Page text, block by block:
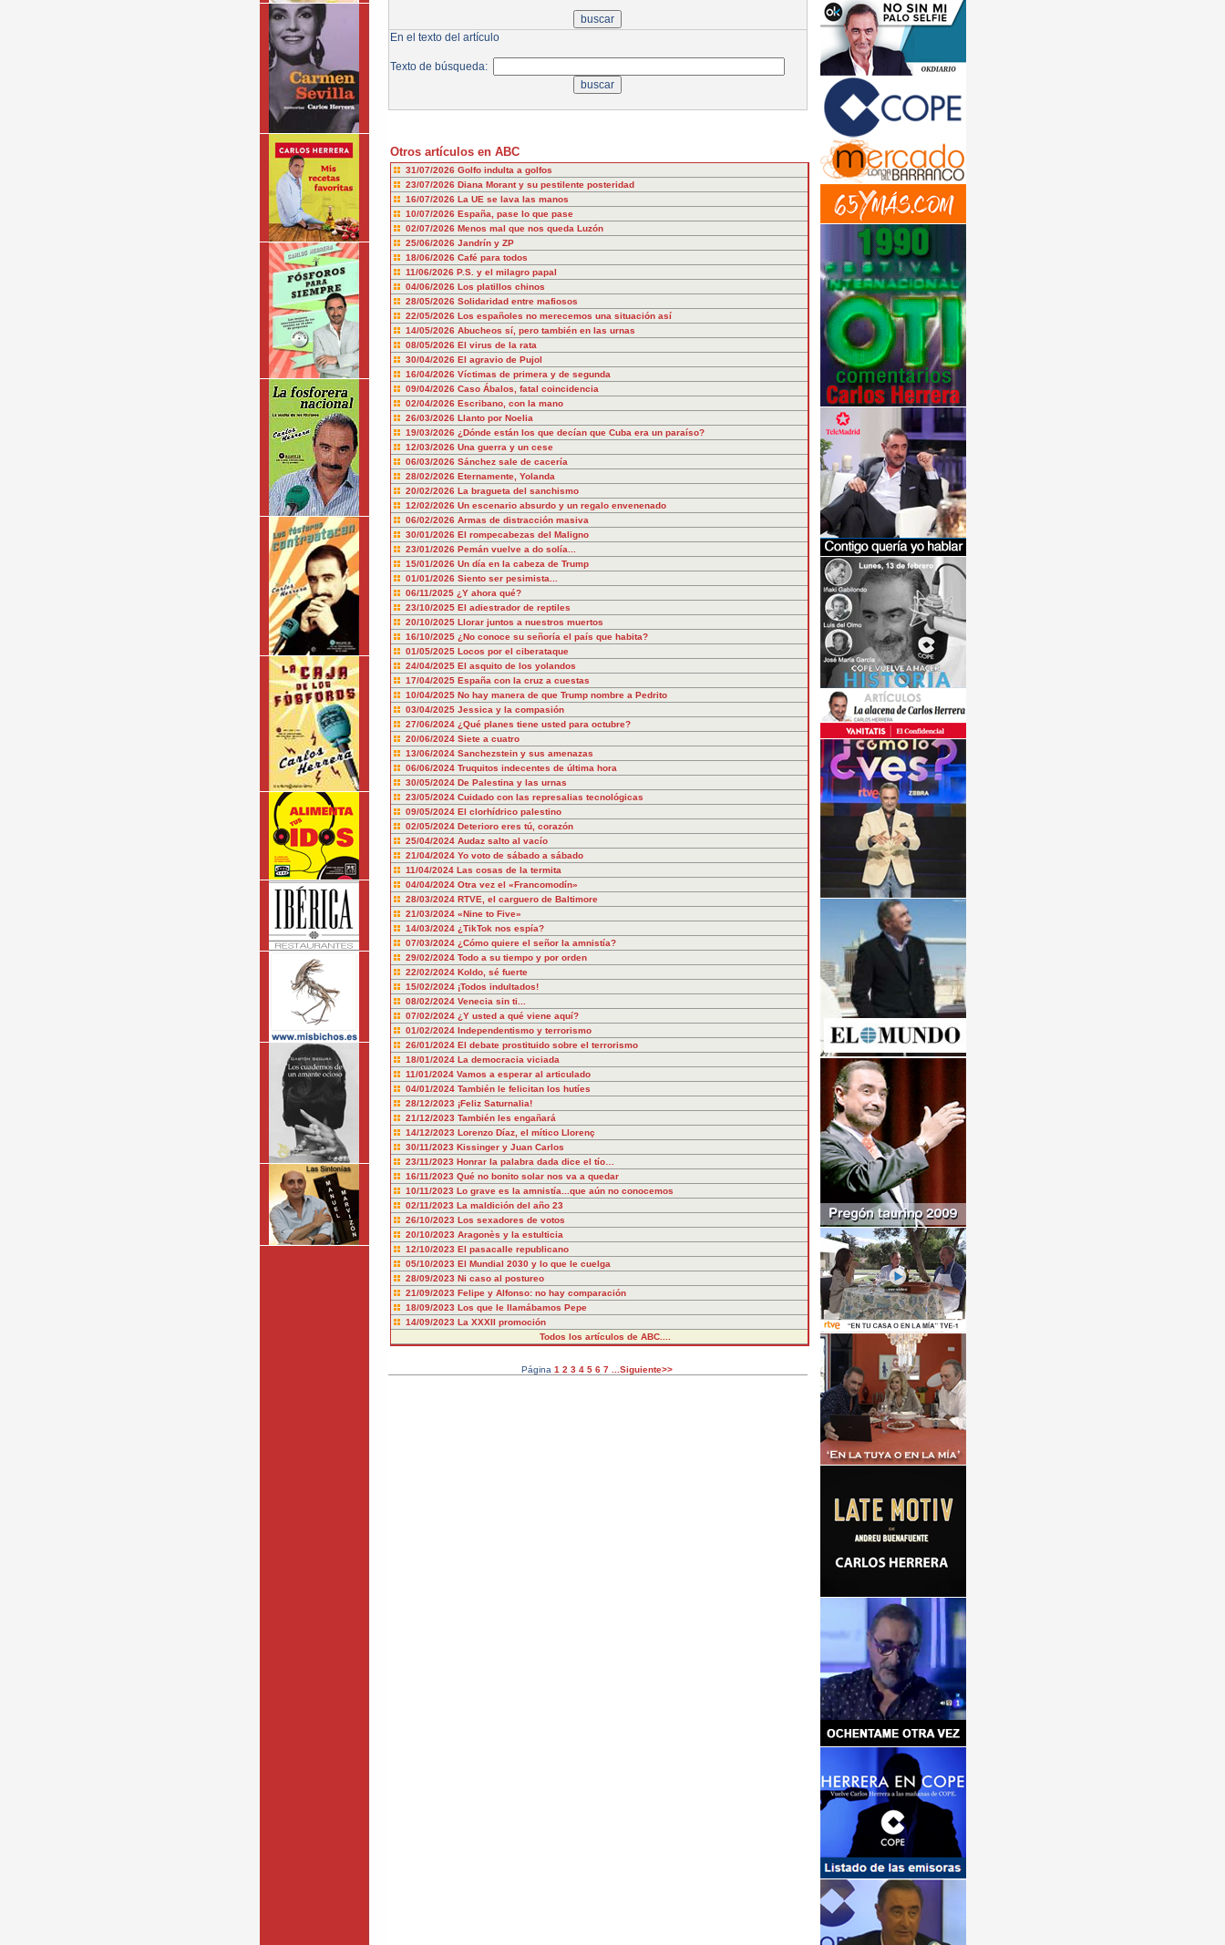
En el texto del artículo
Texto de búsqueda:
Otros artículos en ABC
31/07/2026 Golfo indulta a golfos
23/07/2026 Diana Morant y su pestilente posteridad
16/07/2026 La UE se lava las manos
10/07/2026 España, pase lo que pase
02/07/2026 Menos mal que nos queda Luzón
25/06/2026 Jandrín y ZP
18/06/2026 Café para todos
11/06/2026 P.S. y el milagro papal
04/06/2026 Los platillos chinos
28/05/2026 Solidaridad entre mafiosos
22/05/2026 Los españoles no merecemos una situación así
14/05/2026 Abucheos sí, pero también en las urnas
08/05/2026 El virus de la rata
30/04/2026 El agravio de Pujol
16/04/2026 Víctimas de primera y de segunda
09/04/2026 Caso Ábalos, fatal coincidencia
02/04/2026 Escribano, con la mano
26/03/2026 Llanto por Noelia
19/03/2026 ¿Dónde están los que decían que Cuba era un paraíso?
12/03/2026 Una guerra y un cese
06/03/2026 Sánchez sale de cacería
28/02/2026 Eternamente, Yolanda
20/02/2026 La bragueta del sanchismo
12/02/2026 Un escenario absurdo y un regalo envenenado
06/02/2026 Armas de distracción masiva
30/01/2026 El rompecabezas del Maligno
23/01/2026 Pemán vuelve a do solía...
15/01/2026 Un día en la cabeza de Trump
01/01/2026 Siento ser pesimista...
06/11/2025 ¿Y ahora qué?
23/10/2025 El adiestrador de reptiles
20/10/2025 Llorar juntos a nuestros muertos
16/10/2025 ¿No conoce su señoría el país que habita?
01/05/2025 Locos por el ciberataque
24/04/2025 El asquito de los yolandos
17/04/2025 España con la cruz a cuestas
10/04/2025 No hay manera de que Trump nombre a Pedrito
03/04/2025 Jessica y la compasión
27/06/2024 ¿Qué planes tiene usted para octubre?
20/06/2024 Siete a cuatro
13/06/2024 Sanchezstein y sus amenazas
06/06/2024 Truquitos indecentes de última hora
30/05/2024 De Palestina y las urnas
23/05/2024 Cuidado con las represalias tecnológicas
09/05/2024 El clorhídrico palestino
02/05/2024 Deterioro eres tú, corazón
25/04/2024 Audaz salto al vacío
21/04/2024 Yo voto de sábado a sábado
11/04/2024 Las cosas de la termita
04/04/2024 Otra vez el «Francomodín»
28/03/2024 RTVE, el carguero de Baltimore
21/03/2024 «Nine to Five»
14/03/2024 ¿TikTok nos espía?
07/03/2024 ¿Cómo quiere el señor la amnistía?
29/02/2024 Todo a su tiempo y por orden
22/02/2024 Koldo, sé fuerte
15/02/2024 ¡Todos indultados!
08/02/2024 Venecia sin ti...
07/02/2024 ¿Y usted a qué viene aquí?
01/02/2024 Independentismo y terrorismo
26/01/2024 El debate prostituido sobre el terrorismo
18/01/2024 La democracia viciada
11/01/2024 Vamos a esperar al articulado
04/01/2024 También le felicitan los hutíes
28/12/2023 ¡Feliz Saturnalia!
21/12/2023 También les engañará
14/12/2023 Lorenzo Díaz, el mítico Llorenç
30/11/2023 Kissinger y Juan Carlos
23/11/2023 Honrar la palabra dada dice el tío…
16/11/2023 Qué no bonito solar nos va a quedar
10/11/2023 Lo grave es la amnistía...que aún no conocemos
02/11/2023 La maldición del año 23
26/10/2023 Los sexadores de votos
20/10/2023 Aragonès y la estulticia
12/10/2023 El pasacalle republicano
05/10/2023 El Mundial 2030 y lo que le cuelga
28/09/2023 Ni caso al postureo
21/09/2023 Felipe y Alfonso: no hay comparación
18/09/2023 Los que le llamábamos Pepe
14/09/2023 La XXXII promoción
Todos los artículos de ABC....
Página 1 2 3 4 5 6 7 ...Siguiente>>